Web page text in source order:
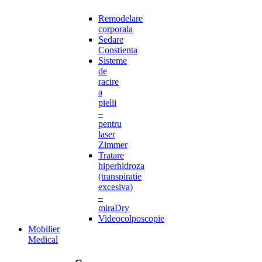
Remodelare
corporala
Sedare
Constienta
Sisteme
de
racire
a
pielii
–
pentru
laser
Zimmer
Tratare
hiperhidroza
(transpiratie
excesiva)
–
miraDry
Videocolposcopie
Mobilier
Medical